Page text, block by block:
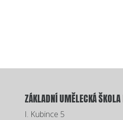
ZÁKLADNÍ UMĚLECKÁ
I. Kubince 5